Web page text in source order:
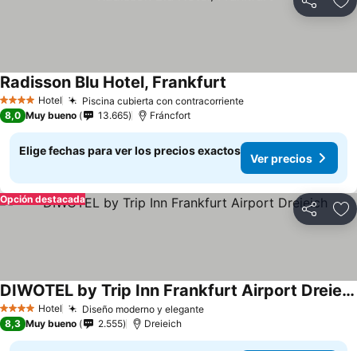
Compartir
4 EstrellasHotel Piscina cubierta con contracorriente
Radisson Blu Hotel, Frankfurt
8,0 Muy bueno 13.665 Fráncfort
Elige fechas para ver los precios exactos
Ver precios
Compartir
Opción destacada
4 EstrellasHotel Diseño moderno y elegante
DIWOTEL by Trip Inn Frankfurt Airport Dreieich
8,3 Muy bueno 2.555 Dreieich